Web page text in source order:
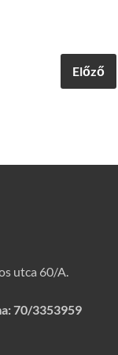
Előző
utca 60/A.
70/3353959